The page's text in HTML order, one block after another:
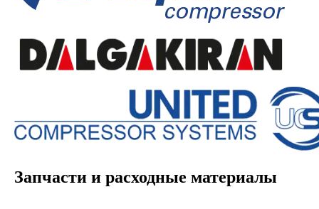
Запчасти и расходные материалы